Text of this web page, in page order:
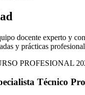
docente experto y
y prácticas
PROFESIONAL
Técnico